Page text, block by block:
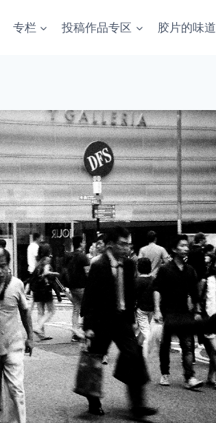
专栏 投稿作品专区 胶片的味道